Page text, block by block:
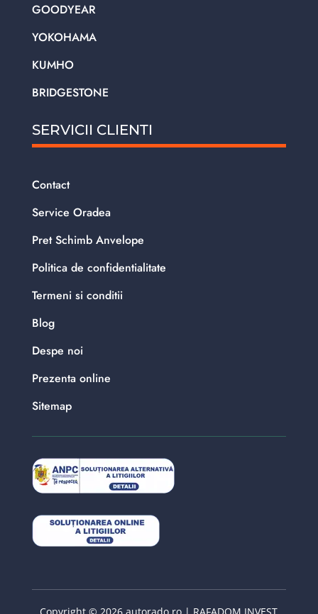
GOODYEAR
YOKOHAMA
KUMHO
BRIDGESTONE
SERVICII CLIENTI
Contact
Service Oradea
Pret Schimb Anvelope
Politica de confidentialitate
Termeni si conditii
Blog
Despe noi
Prezenta online
Sitemap
Copyright © 2026 autorado.ro | RAFADOM INVEST